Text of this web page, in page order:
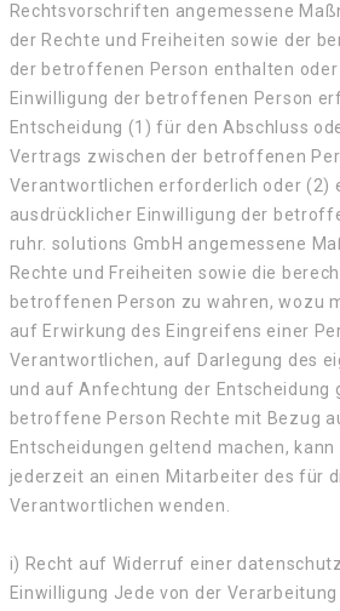
Rechtsvorschriften angemessene
der Rechte und Freiheiten sowie der
der betroffenen Person enthalten
Einwilligung der betroffenen Person
Entscheidung (1) für den Abschluss
Vertrags zwischen der betroffenen
Verantwortlichen erforderlich oder (2)
ausdrücklicher Einwilligung der
ruhr. solutions GmbH angemessene
Rechte und Freiheiten sowie die
betroffenen Person zu wahren, wozu
auf Erwirkung des Eingreifens einer
Verantwortlichen, auf Darlegung des
und auf Anfechtung der Entscheidung
betroffene Person Rechte mit Bezug
Entscheidungen geltend machen,
jederzeit an einen Mitarbeiter des für
Verantwortlichen wenden.
i) Recht auf Widerruf einer
Einwilligung Jede von der